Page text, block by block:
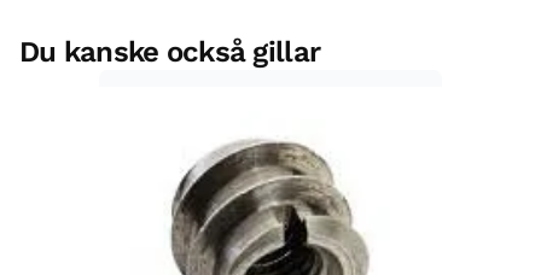
Du kanske också gillar